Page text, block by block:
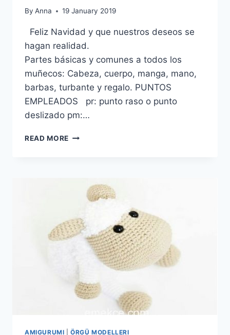
By Anna 19 January 2019
Feliz Navidad y que nuestros deseos se
hagan realidad.
Partes básicas y comunes a todos los
muñecos: Cabeza, cuerpo, manga, mano,
barbas, turbante y regalo. PUNTOS
EMPLEADOS pr: punto raso o punto
deslizado pm:…
READ MORE AMIGURUMI
PATTERNS
AMIGURUMI |ÖRGÜ MODELLERI